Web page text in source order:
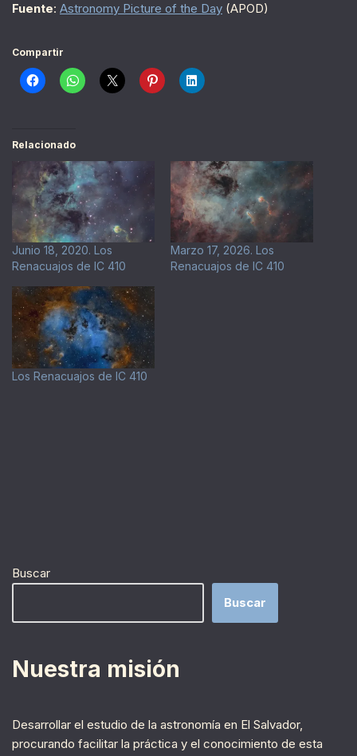
Fuente: Astronomy Picture of the Day (APOD)
Compartir
Relacionado
Junio 18, 2020. Los
Renacuajos de IC 410
Marzo 17, 2026. Los
Renacuajos de IC 410
Los Renacuajos de IC 410
Buscar
Buscar
Nuestra misión
Desarrollar el estudio de la astronomía en El Salvador,
procurando facilitar la práctica y el conocimiento de esta